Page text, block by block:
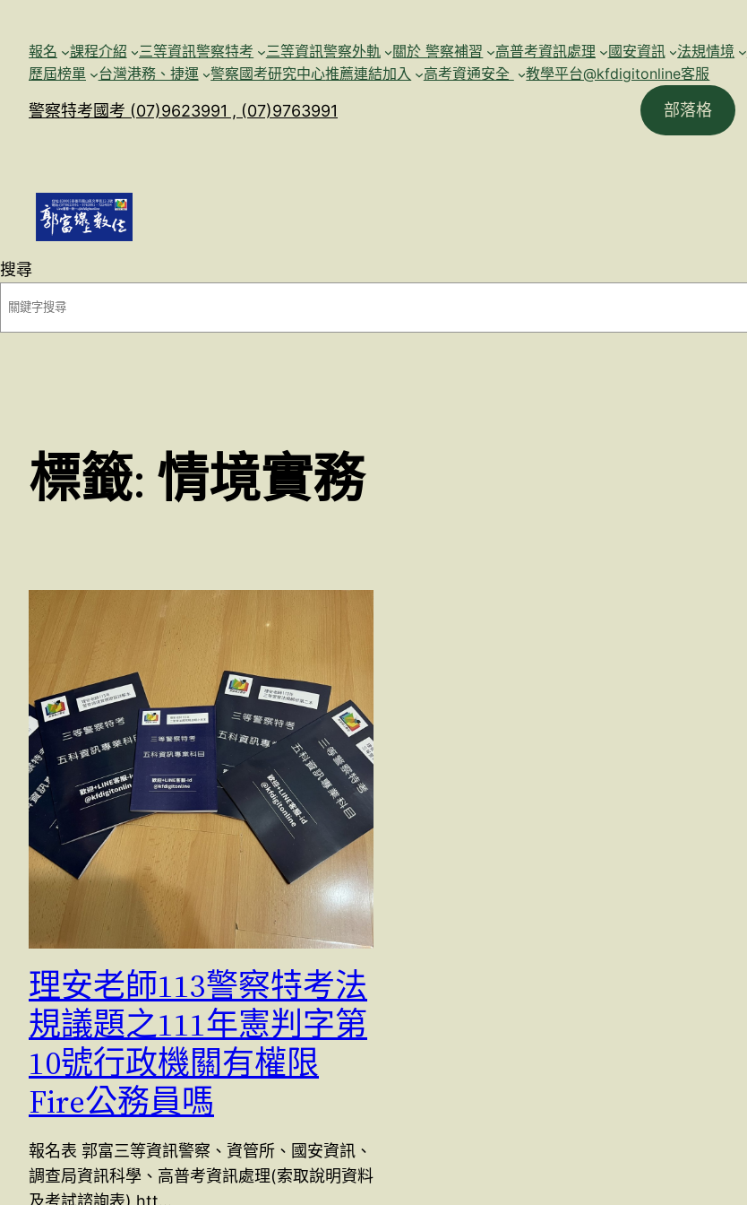
報名 課程介紹 三等資訊警察特考 三等資訊警察外軌 關於 警察補習 高普考資訊處理 國安資訊 法規情境
歷屆榜單
台灣港務、捷運 警察國考研究中心推薦連結加入 高考資通安全 教學平台@kfdigitonline客服
警察特考國考 (07)9623991 , (07)9763991 部落格
搜尋
標籤: 情境實務
理安老師113警察特考法
規議題之111年憲判字第
10號行政機關有權限
Fire公務員嗎
報名表 郭富三等資訊警察、資管所、國安資訊、
調查局資訊科學、高普考資訊處理(索取說明資料
及考試諮詢表) htt…